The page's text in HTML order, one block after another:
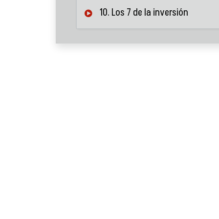
10. Los 7 de la inversión